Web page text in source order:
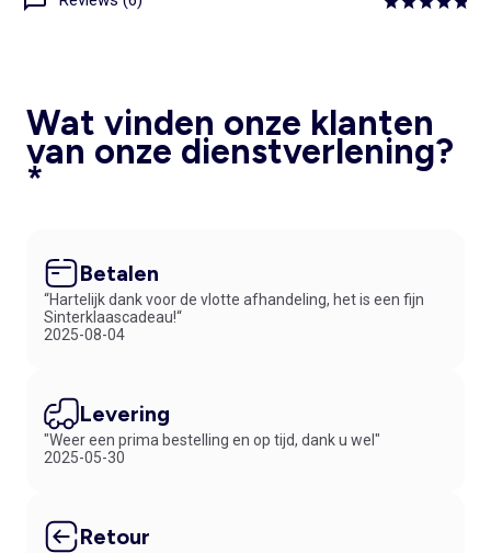
Wat vinden onze klanten
van onze dienstverlening?
*
Betalen
“Hartelijk dank voor de vlotte afhandeling, het is een fijn
Sinterklaascadeau!“
2025-08-04
Levering
"Weer een prima bestelling en op tijd, dank u wel"
2025-05-30
Retour